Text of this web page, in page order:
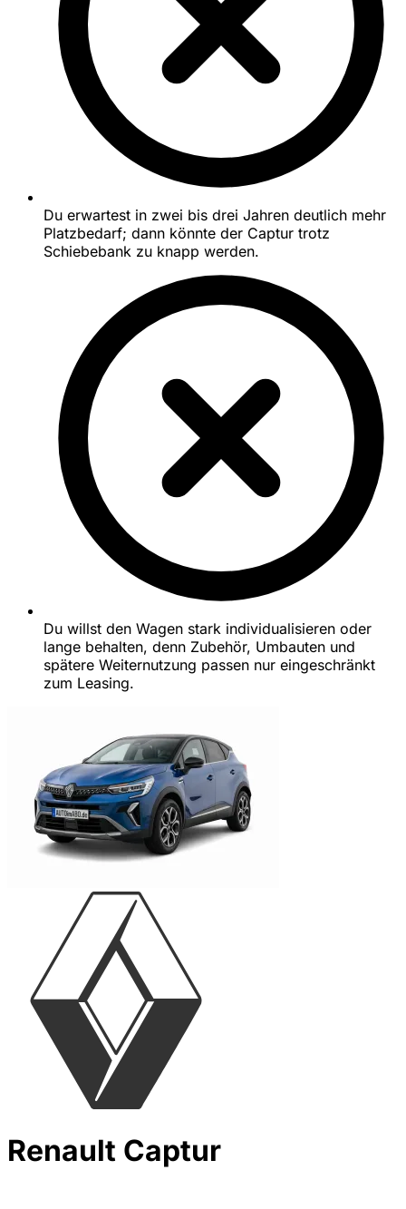
Du erwartest in zwei bis drei Jahren deutlich mehr
Platzbedarf; dann könnte der Captur trotz
Schiebebank zu knapp werden.
Du willst den Wagen stark individualisieren oder
lange behalten, denn Zubehör, Umbauten und
spätere Weiternutzung passen nur eingeschränkt
zum Leasing.
Renault Captur